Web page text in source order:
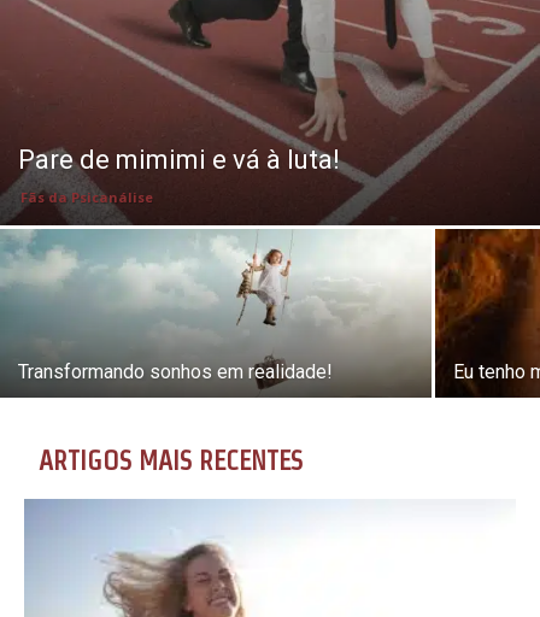
Pare de mimimi e vá à luta!
Fãs da Psicanálise
Transformando sonhos em realidade! Eu tenho
ARTIGOS MAIS RECENTES